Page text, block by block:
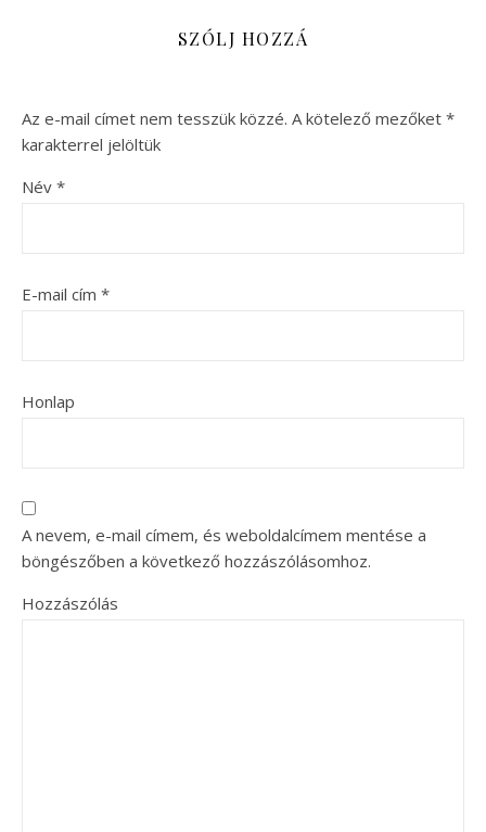
SZÓLJ HOZZÁ
Az e-mail címet nem tesszük közzé. A kötelező mezőket *
karakterrel jelöltük
Név *
E-mail cím *
Honlap
A nevem, e-mail címem, és weboldalcímem mentése a
böngészőben a következő hozzászólásomhoz.
Hozzászólás